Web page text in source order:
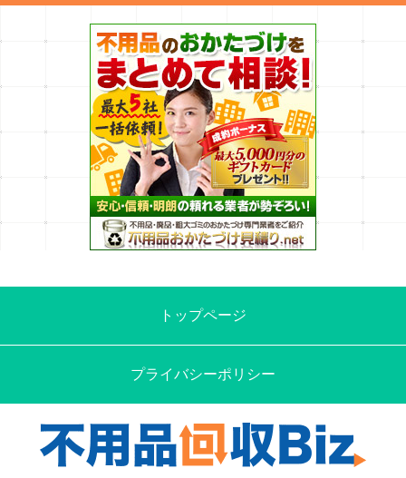
トップページ
プライバシーポリシー